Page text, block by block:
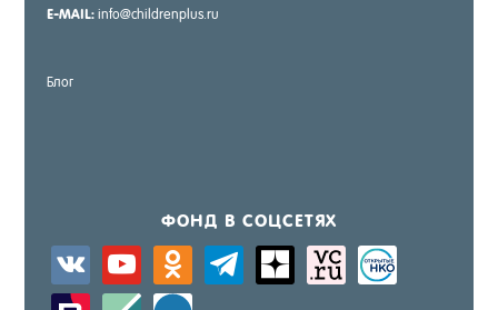
E-MAIL: info@childrenplus.ru
Блог
ФОНД В СОЦ­СЕ­ТЯХ
vkontakteyoutube odnoklassnikitelegramzen-
sitemap activity